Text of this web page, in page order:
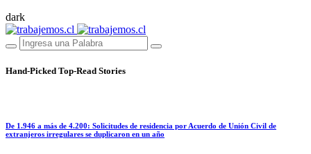
dark
Hand-Picked Top-Read Stories
De 1.946 a más de 4.200: Solicitudes de residencia por Acuerdo de Unión Civil de
extranjeros irregulares se duplicaron en un año